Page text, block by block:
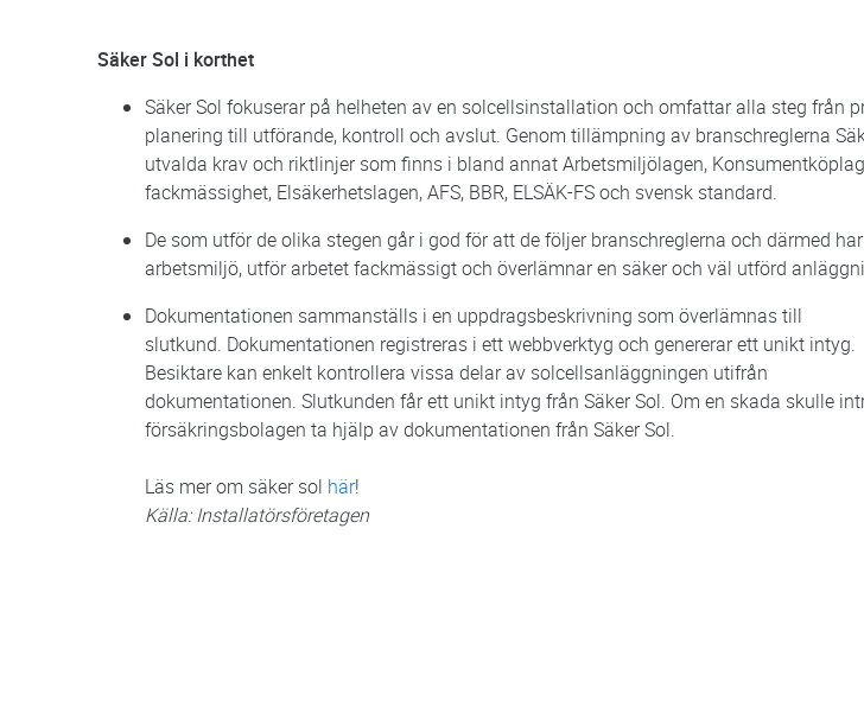
Säker Sol i korthet
Säker Sol fokuserar på helheten av en solcellsinstallation och omfattar alla steg från
planering till utförande, kontroll och avslut. Genom tillämpning av branschreglerna
utvalda krav och riktlinjer som finns i bland annat Arbetsmiljölagen,
fackmässighet, Elsäkerhetslagen, AFS, BBR, ELSÄK-FS och svensk standard.
De som utför de olika stegen går i god för att de följer branschreglerna och därmed
arbetsmiljö, utför arbetet fackmässigt och överlämnar en säker och väl utförd
Dokumentationen sammanställs i en uppdragsbeskrivning som överlämnas till
slutkund. Dokumentationen registreras i ett webbverktyg och genererar ett unikt intyg.
Besiktare kan enkelt kontrollera vissa delar av solcellsanläggningen utifrån
dokumentationen. Slutkunden får ett unikt intyg från Säker Sol. Om en skada skulle
försäkringsbolagen ta hjälp av dokumentationen från Säker Sol.
Läs mer om säker sol här!
Källa: Installatörsföretagen